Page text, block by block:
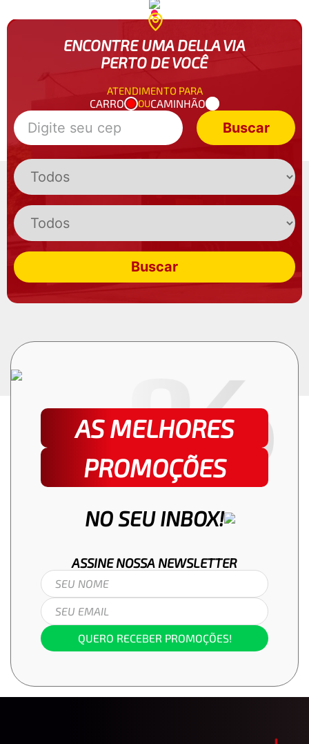
ENCONTRE UMA DELLA VIA
PERTO DE VOCÊ
ATENDIMENTO PARA
CARRO OUCAMINHÃO
Buscar
Buscar
AS MELHORES
PROMOÇÕES
NO SEU INBOX!
ASSINE NOSSA NEWSLETTER
QUERO RECEBER PROMOÇÕES!